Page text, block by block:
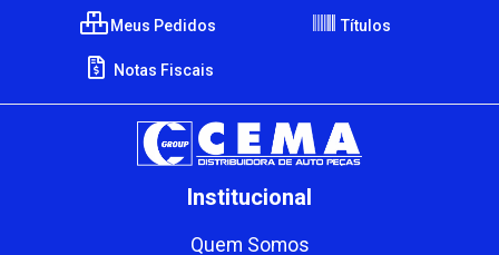
Meus Pedidos Títulos
Notas Fiscais
Institucional
Quem Somos